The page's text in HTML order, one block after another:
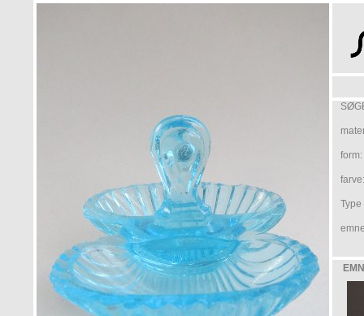
form:
farve:
Type